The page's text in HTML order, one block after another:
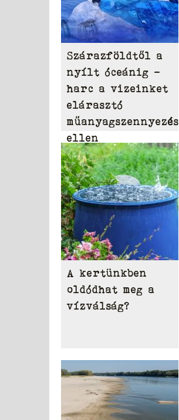
Szárazföldtől a
nyílt óceánig –
harc a vizeinket
elárasztó
műanyagszennyezés
ellen
A kertünkben
oldódhat meg a
vízválság?